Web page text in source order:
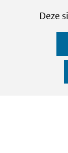
CookiesDeze